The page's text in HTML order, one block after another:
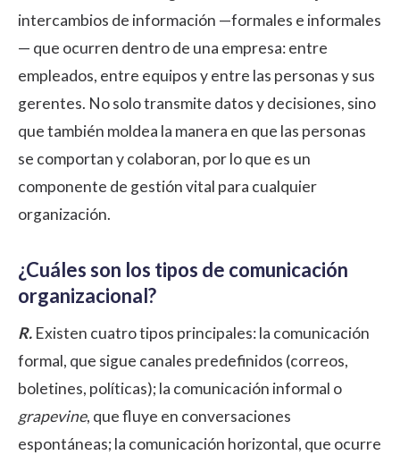
intercambios de información —formales e informales
— que ocurren dentro de una empresa: entre
empleados, entre equipos y entre las personas y sus
gerentes. No solo transmite datos y decisiones, sino
que también moldea la manera en que las personas
se comportan y colaboran, por lo que es un
componente de gestión vital para cualquier
organización.
¿Cuáles son los tipos de comunicación
organizacional?
R. Existen cuatro tipos principales: la comunicación
formal, que sigue canales predefinidos (correos,
boletines, políticas); la comunicación informal o
grapevine, que fluye en conversaciones
espontáneas; la comunicación horizontal, que ocurre